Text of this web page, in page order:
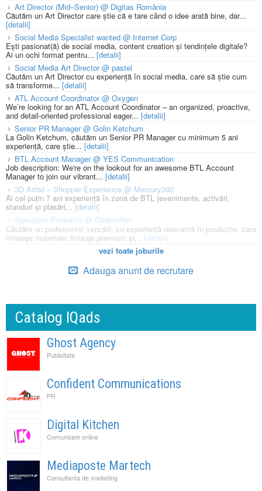
Art Director (Mid–Senior) @ Digitas România
Căutăm un Art Director care știe că e tare când o idee arată bine, dar...
[detalii]
Social Media Specialist wanted @ Internet Corp
Ești pasionat(ă) de social media, content creation și tendințele digitale?
Ai un ochi format pentru... [detalii]
Social Media Art Director @ pastel
Căutăm un Art Director cu experiență în social media, care să știe cum
să transforme... [detalii]
ATL Account Coordinator @ Oxygen
We’re looking for an ATL Account Coordinator – an organized, proactive,
and detail-oriented professional eager... [detalii]
Senior PR Manager @ Golin Ketchum
La Golin Ketchum, căutăm un Senior PR Manager cu minimum 5 ani
experiență, care știe... [detalii]
BTL Account Manager @ YES Communication
Job description: We're on the lookout for an awesome BTL Account
Manager to join our vibrant... [detalii]
3D Artist – Shopper Experience @ Mercury360
Ai cel puțin 7 ani experiență în zona de BTL (evenimente, activări,
standuri și plasări... [detalii]
Specialist Productie @ Godmother
Căutăm un profesionist versatil, cu experiență relevantă în producție, care
înțelege materiale, finisaje premium și... [detalii]
vezi toate joburile
Adauga anunt de recrutare
Catalog IQads
Ghost Agency
Publicitate
Confident Communications
PR
Digital Kitchen
Comunicare online
Mediaposte Martech
Consultanta de marketing